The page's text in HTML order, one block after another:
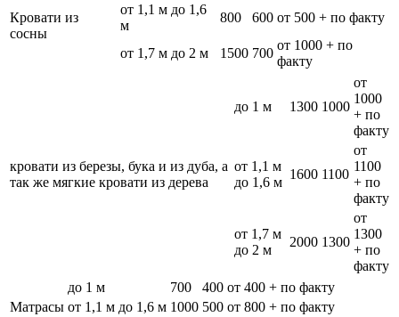
Кровати из
сосны
от 1,1 м до 1,6
м
800 600 от 500 + по факту
от 1,7 м до 2 м 1500 700
от 1000 + по
факту
кровати из березы, бука и из дуба, а
так же мягкие кровати из дерева
до 1 м 1300 1000
от
1000
+ по
факту
от 1,1 м
до 1,6 м
1600 1100
от
1100
+ по
факту
от 1,7 м
до 2 м
2000 1300
от
1300
+ по
факту
Матрасы
до 1 м 700 400 от 400 + по факту
от 1,1 м до 1,6 м 1000 500 от 800 + по факту